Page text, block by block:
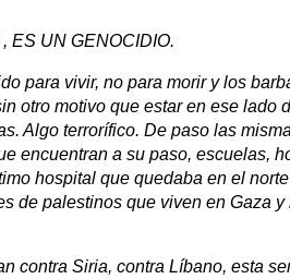
ES UN GENOCIDIO.
para vivir, no para morir y los
otro motivo que estar en ese lado
Algo terrorífico. De paso las
encuentran a su paso, escuelas,
hospital que quedaba en el
de palestinos que viven en Gaza
contra Siria, contra Líbano, esta